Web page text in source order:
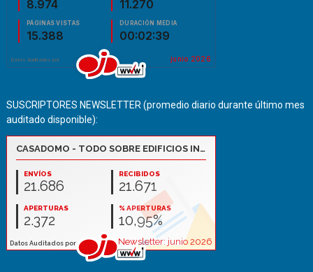
SUSCRIPTORES NEWSLETTER (promedio diario durante último mes
auditado disponible):